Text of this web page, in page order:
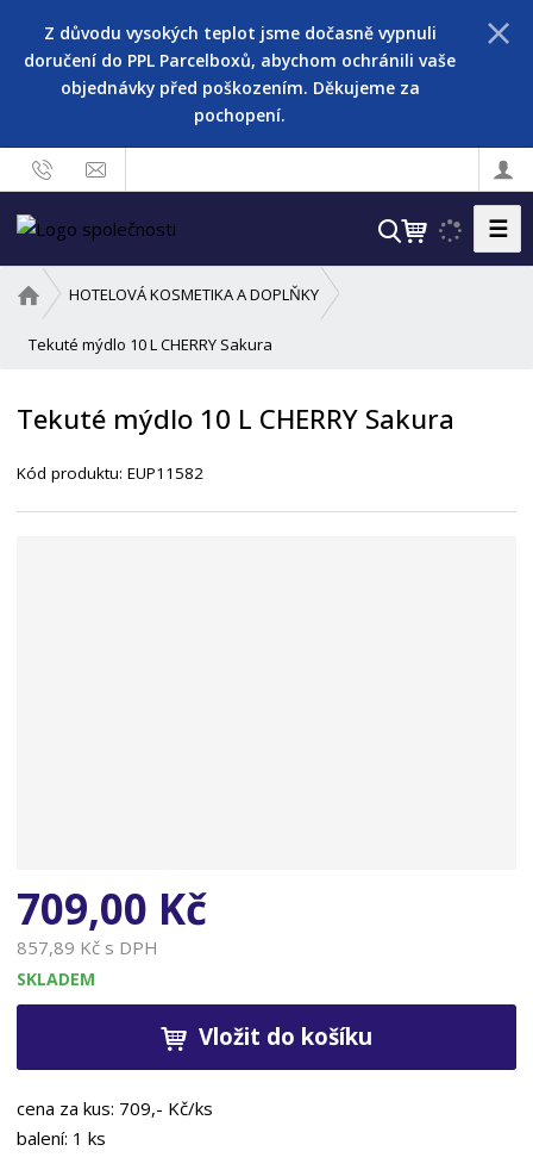
Z důvodu vysokých teplot jsme dočasně vypnuli
doručení do PPL Parcelboxů, abychom ochránili vaše
objednávky před poškozením. Děkujeme za
pochopení.
V
t
☰
v
o
í
t
HOTELOVÁ KOSMETIKA A DOPLŇKY
Tekuté mýdlo 10 L CHERRY Sakura
Tekuté mýdlo 10 L CHERRY Sakura
Kód produktu:EUP11582
709,00 Kč
857,89 Kč s DPH
SKLADEM
Vložit do košíku
cena za kus: 709,- Kč/ks
balení: 1 ks